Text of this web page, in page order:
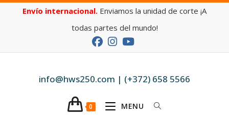
Envío internacional. Enviamos la unidad de corte ¡A
todas partes del mundo!
info@hws250.com | (+372) 658 5566
0 MENU